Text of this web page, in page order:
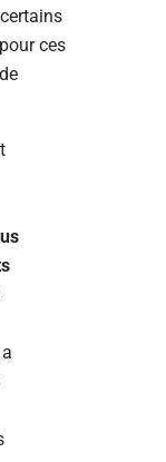
ces